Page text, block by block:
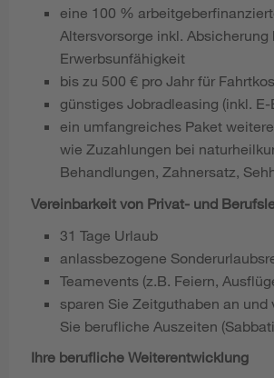
eine 100 %
Altersvorsorge inkl. Absicherung
Erwerbsunfähigkeit
bis zu 500 € pro Jahr für
günstiges Jobradleasing (inkl. E-
ein umfangreiches Paket
wie Zuzahlungen bei
Behandlungen, Zahnersatz,
Vereinbarkeit von Privat- und
31 Tage Urlaub
anlassbezogene
Teamevents (z.B. Feiern,
sparen Sie Zeitguthaben an und
Sie berufliche Auszeiten
Ihre berufliche Weiterentwicklung